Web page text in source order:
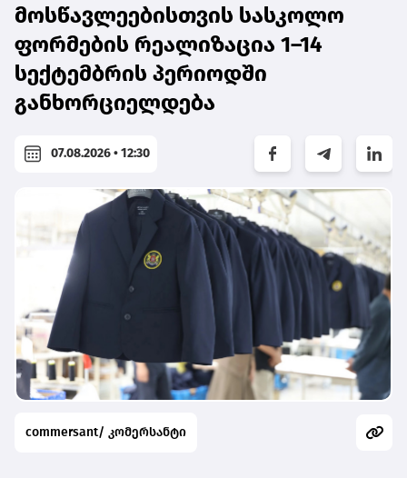
მოსწავლეებისთვის სასკოლო
ფორმების რეალიზაცია 1–14
სექტემბრის პერიოდში
განხორციელდება
07.08.2026 • 12:30
commersant/ კომერსანტი